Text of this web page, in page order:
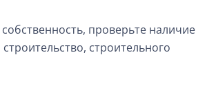
проверьте наличие
строительного